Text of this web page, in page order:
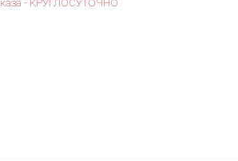
- КРУГЛОСУТОЧНО